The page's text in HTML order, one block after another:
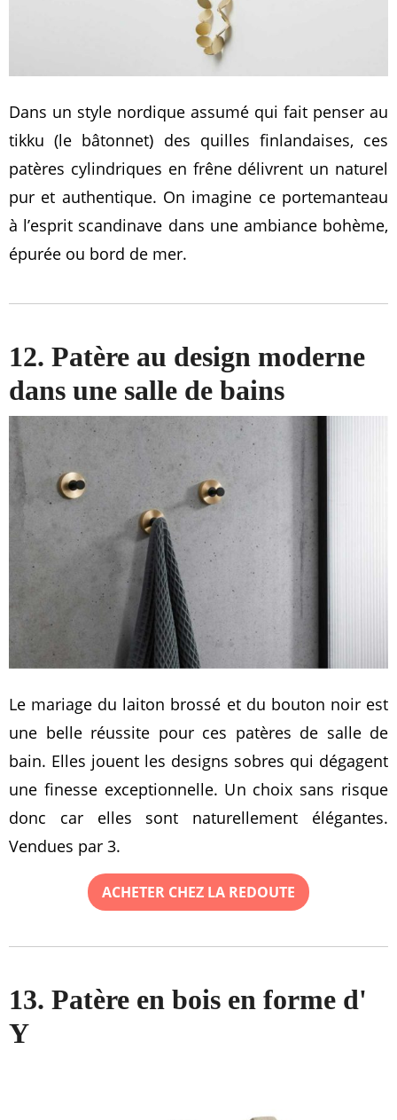
Dans un style nordique assumé qui fait penser au
tikku (le bâtonnet) des quilles finlandaises, ces
patères cylindriques en frêne délivrent un naturel
pur et authentique. On imagine ce portemanteau
à l’esprit scandinave dans une ambiance bohème,
épurée ou bord de mer.
12. Patère au design moderne
dans une salle de bains
Le mariage du laiton brossé et du bouton noir est
une belle réussite pour ces patères de salle de
bain. Elles jouent les designs sobres qui dégagent
une finesse exceptionnelle. Un choix sans risque
donc car elles sont naturellement élégantes.
Vendues par 3.
ACHETER CHEZ LA REDOUTE
13. Patère en bois en forme d'
Y